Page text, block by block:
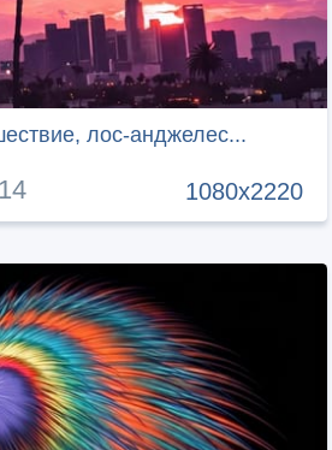
лос-анджелес...
1080x2220